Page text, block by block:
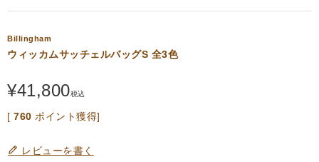
Billingham
ウィッカムサッチェルバッグS 全3色
¥41,800税込
[ 760 ポイント獲得]
レビューを書く